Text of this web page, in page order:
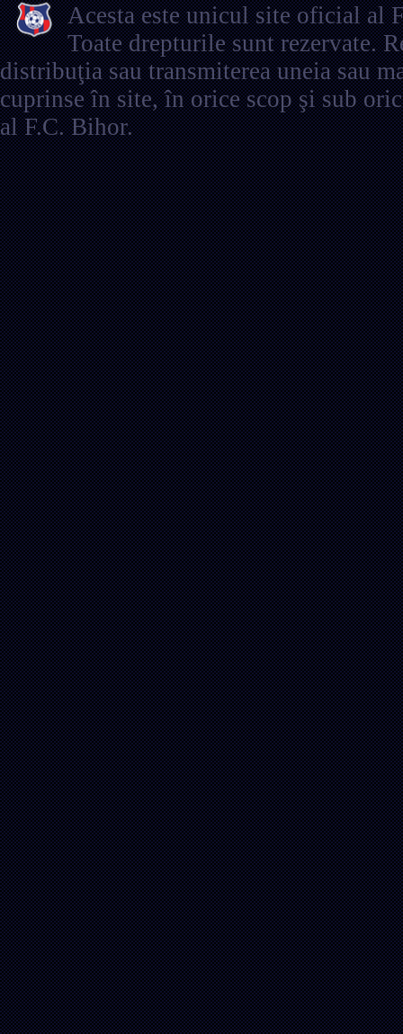
Acesta este unicul site oficial al
Toate drepturile sunt rezervate.
distribuţia sau transmiterea uneia sau
cuprinse în site, în orice scop şi sub
al F.C. Bihor.